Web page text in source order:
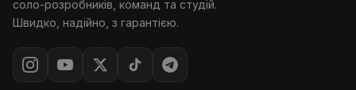
соло-розробників, команд та студій.
Швидко, надійно, з гарантією.